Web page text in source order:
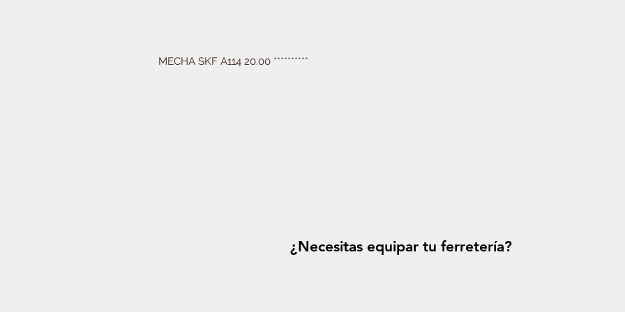
MECHA SKF A114 20.00 **********
¿Necesitas equipar tu ferretería?